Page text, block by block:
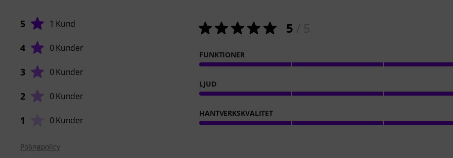
5 1 Kund
4 0 Kunder
3 0 Kunder
2 0 Kunder
1 0 Kunder
5
FUNKTIONER
LJUD
HANTVERKSKVALITET
Poängpolicy